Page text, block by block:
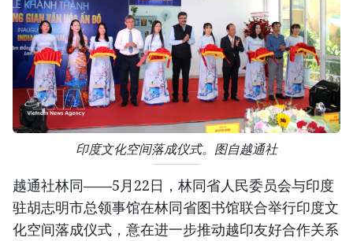
印度文化空间落成仪式。图自越通社
越通社林同——5月22日，林同省人民委员会与印度
驻胡志明市总领事馆在林同省图书馆联合举行印度文
化空间落成仪式，意在进一步推动越印友好合作关系